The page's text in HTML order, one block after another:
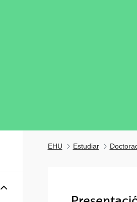
Mostrar/ocultar subpáginas
EHU Estudiar